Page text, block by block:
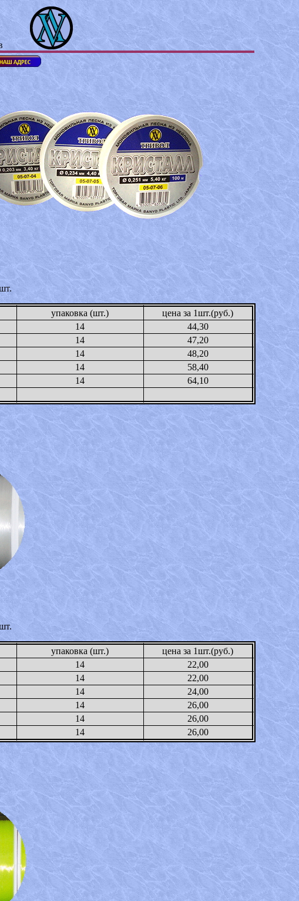
упаковка (шт.)
цена за 1шт.(руб.)
14
44,30
14
47,20
14
48,20
14
58,40
14
64,10
упаковка (шт.)
цена за 1шт.(руб.)
14
22,00
14
22,00
14
24,00
14
26,00
14
26,00
14 26,00